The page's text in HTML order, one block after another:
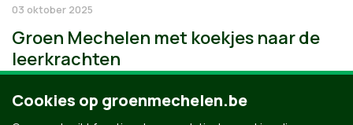
03 oktober 2025
Groen Mechelen met koekjes naar de
leerkrachten
Cookies op groenmechelen.be